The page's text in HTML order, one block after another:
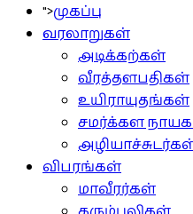
">முகப்பு
வரலாறுகள்
அடிக்கற்கள்
வீரத்தளபதிகள்
உயிராயுதங்கள்
சமர்க்கள
விபரங்கள்
மாவீரர்கள்